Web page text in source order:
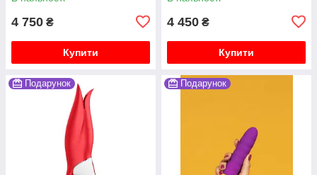
4 750 ₴
Купити
4 450 ₴
Купити
Подарунок Подарунок